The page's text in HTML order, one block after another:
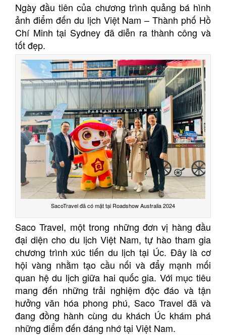
Ngày đầu tiên của chương trình quảng bá hình
ảnh điểm đến du lịch Việt Nam – Thành phố Hồ
Chí Minh tại Sydney đã diễn ra thành công và
tốt đẹp.
SacoTravel đã có mặt tại Roadshow Australia 2024
Saco Travel, một trong những đơn vị hàng đầu
đại diện cho du lịch Việt Nam, tự hào tham gia
chương trình xúc tiến du lịch tại Úc. Đây là cơ
hội vàng nhằm tạo cầu nối và đẩy mạnh mối
quan hệ du lịch giữa hai quốc gia. Với mục tiêu
mang đến những trải nghiệm độc đáo và tận
hưởng văn hóa phong phú, Saco Travel đã và
đang đồng hành cùng du khách Úc khám phá
những điểm đến đáng nhớ tại Việt Nam.